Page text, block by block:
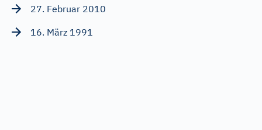
27. Februar 2010
16. März 1991